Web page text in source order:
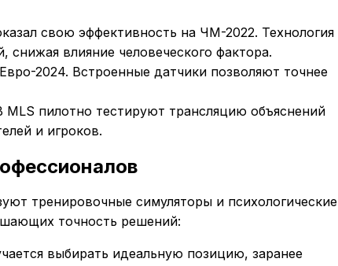
свою эффективность на ЧМ-2022. Технология
снижая влияние человеческого фактора.
2024. Встроенные датчики позволяют точнее
MLS пилотно тестируют трансляцию объяснений
и игроков.
тренировочные симуляторы и психологические
точность решений:
выбирать идеальную позицию, заранее